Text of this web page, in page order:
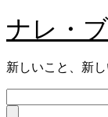
ナレ・
新しいこと、新